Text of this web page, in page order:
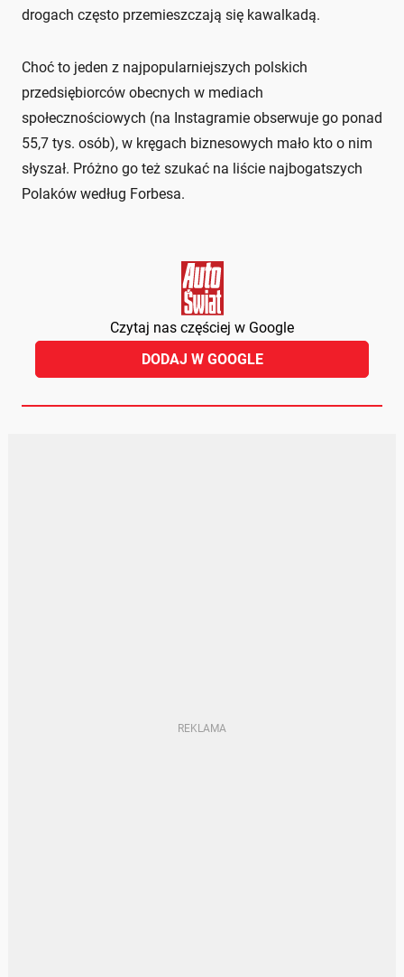
drogach często przemieszczają się kawalkadą.
Choć to jeden z najpopularniejszych polskich
przedsiębiorców obecnych w mediach
społecznościowych (na Instagramie obserwuje go ponad
55,7 tys. osób), w kręgach biznesowych mało kto o nim
słyszał. Próżno go też szukać na liście najbogatszych
Polaków według Forbesa.
Czytaj nas częściej w Google
DODAJ W GOOGLE